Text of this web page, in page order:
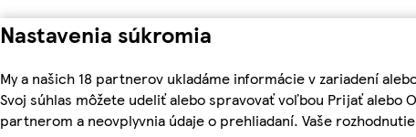
Nastavenia súkromia
My a našich 18 partnerov ukladáme informácie v zariadení
Svoj súhlas môžete udeliť alebo spravovať voľbou Prijať alebo
partnerom a neovplyvnia údaje o prehliadaní. Vaše